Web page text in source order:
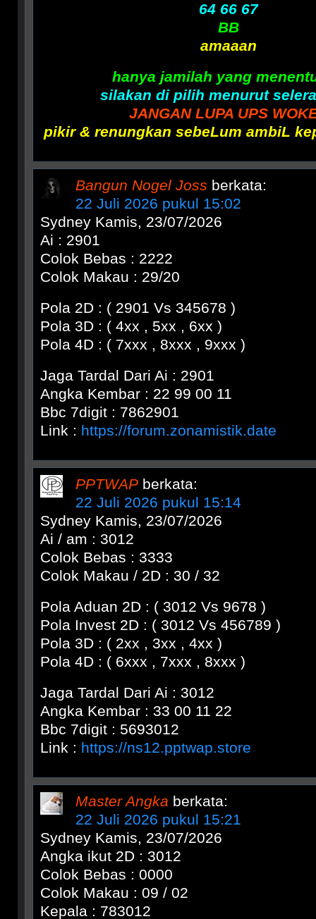
64 66 67
BB
amaaan
hanya jamilah yang
silakan di pilih menurut
JANGAN LUPA UPS
pikir & renungkan sebeLum ambiL
Bangun Nogel Joss berkata:
22 Juli 2026 pukul 15:02
Sydney Kamis, 23/07/2026
Ai : 2901
Colok Bebas : 2222
Colok Makau : 29/20
Pola 2D : ( 2901 Vs 345678 )
Pola 3D : ( 4xx , 5xx , 6xx )
Pola 4D : ( 7xxx , 8xxx , 9xxx )
Jaga Tardal Dari Ai : 2901
Angka Kembar : 22 99 00 11
Bbc 7digit : 7862901
Link : https://forum.zonamistik.date
PPTWAP berkata:
22 Juli 2026 pukul 15:14
Sydney Kamis, 23/07/2026
Ai / am : 3012
Colok Bebas : 3333
Colok Makau / 2D : 30 / 32
Pola Aduan 2D : ( 3012 Vs 9678 )
Pola Invest 2D : ( 3012 Vs 456789 )
Pola 3D : ( 2xx , 3xx , 4xx )
Pola 4D : ( 6xxx , 7xxx , 8xxx )
Jaga Tardal Dari Ai : 3012
Angka Kembar : 33 00 11 22
Bbc 7digit : 5693012
Link : https://ns12.pptwap.store
Master Angka berkata:
22 Juli 2026 pukul 15:21
Sydney Kamis, 23/07/2026
Angka ikut 2D : 3012
Colok Bebas : 0000
Colok Makau : 09 / 02
Kepala : 783012